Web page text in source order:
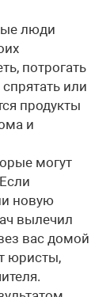
люди
потрогать
или
продукты
и
могут
новую
вылечил
вас домой
юристы,